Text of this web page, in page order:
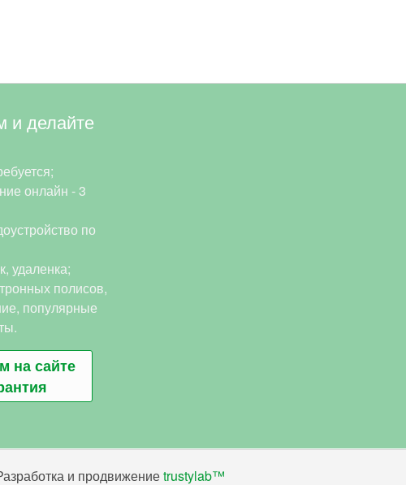
и делайте
онлайн - 3
по
удаленка;
полисов,
популярные
на сайте
и продвижениеtrustylab™